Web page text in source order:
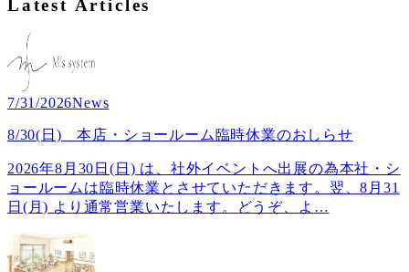
Latest Articles
7/31/2026News
8/30(日) 本店・ショールーム臨時休業のおしらせ
2026年8月30日(日) は、社外イベントへ出展の為本社・シ
ョールームは臨時休業とさせていただきます。翌、8月31
日(月) より通常営業いたします。どうぞ、よ …